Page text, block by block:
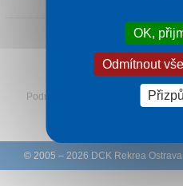
Sledujte
Podmínky Ochrana osobních
© 2005 – 2026 DCK Rekrea Ostrava
OK,
Odmítnout